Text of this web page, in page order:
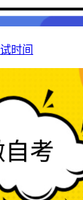
时间